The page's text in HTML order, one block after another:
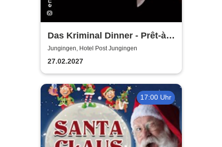
Das Kriminal Dinner - Prêt-à-
morter - Der letzte Schrei
Jungingen, Hotel Post Jungingen
27.02.2027
17:00 Uhr